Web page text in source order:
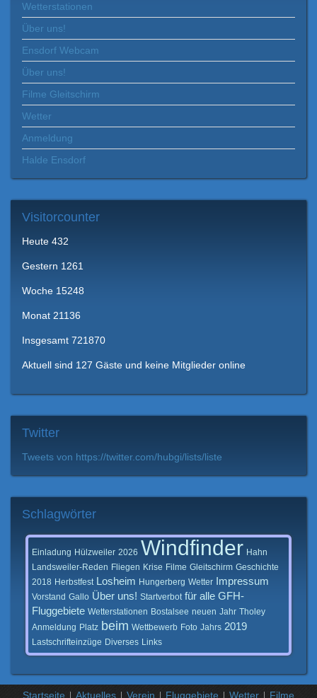
Wetterstationen
Über uns!
Ensdorf Webcam
Über uns!
Filme Gleitschirm
Wetter
Anmeldung
Halde Ensdorf
Visitorcounter
Heute 432
Gestern 1261
Woche 15248
Monat 21136
Insgesamt 721870
Aktuell sind 127 Gäste und keine Mitglieder online
Twitter
Tweets von https://twitter.com/hubgi/lists/liste
Schlagwörter
Einladung Hülzweiler 2026 Windfinder Hahn
Landsweiler-Reden Fliegen Krise Filme Gleitschirm Geschichte
2018 Herbstfest Losheim Hungerberg Wetter Impressum
Vorstand Gallo Über uns! Startverbot für alle GFH-
Fluggebiete Wetterstationen Bostalsee neuen Jahr Tholey
Anmeldung Platz beim Wettbewerb Foto Jahrs 2019
Lastschrifteinzüge Diverses Links
Startseite Aktuelles Verein Fluggebiete Wetter
Filme